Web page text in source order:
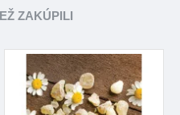
ZAKÚPILI